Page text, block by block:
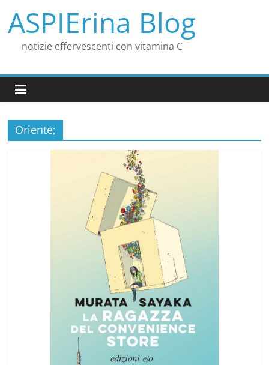
contenuto
ASPIErina Blog
notizie effervescenti con vitamina C
Oriente;